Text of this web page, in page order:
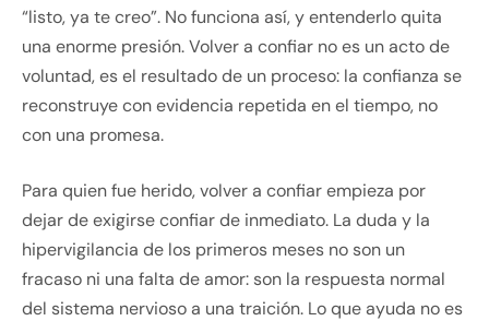
“listo, ya te creo”. No funciona así, y entenderlo quita
una enorme presión. Volver a confiar no es un acto de
voluntad, es el resultado de un proceso: la confianza se
reconstruye con evidencia repetida en el tiempo, no
con una promesa.
Para quien fue herido, volver a confiar empieza por
dejar de exigirse confiar de inmediato. La duda y la
hipervigilancia de los primeros meses no son un
fracaso ni una falta de amor: son la respuesta normal
del sistema nervioso a una traición. Lo que ayuda no es